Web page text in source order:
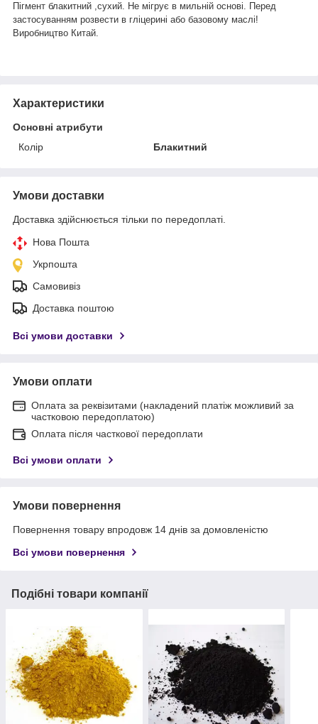
Пігмент блакитний ,сухий. Не мігрує в мильній основі. Перед
застосуванням розвести в гліцерині або базовому маслі!
Виробництво Китай.
Характеристики
Основні атрибути
Колір
Блакитний
Умови доставки
Доставка здійснюється тільки по передоплаті.
Нова Пошта
Укрпошта
Самовивіз
Доставка поштою
Всі умови доставки
Умови оплати
Оплата за реквізитами (накладений платіж можливий за
частковою передоплатою)
Оплата після часткової передоплати
Всі умови оплати
Умови повернення
Повернення товару впродовж 14 днів за домовленістю
Всі умови повернення
Подібні товари компанії